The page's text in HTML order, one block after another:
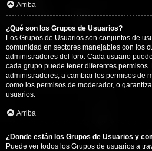
Arriba
¿Qué son los Grupos de Usuarios?
Los Grupos de Usuarios son conjuntos de
comunidad en sectores manejables con los
administradores del foro. Cada usuario
cada grupo puede tener diferentes permisos.
administradores, a cambiar los permisos de
como los permisos de moderador, o
usuarios.
Arriba
¿Donde están los Grupos de Usuarios y
Puede ver todos los Grupos de usuarios a